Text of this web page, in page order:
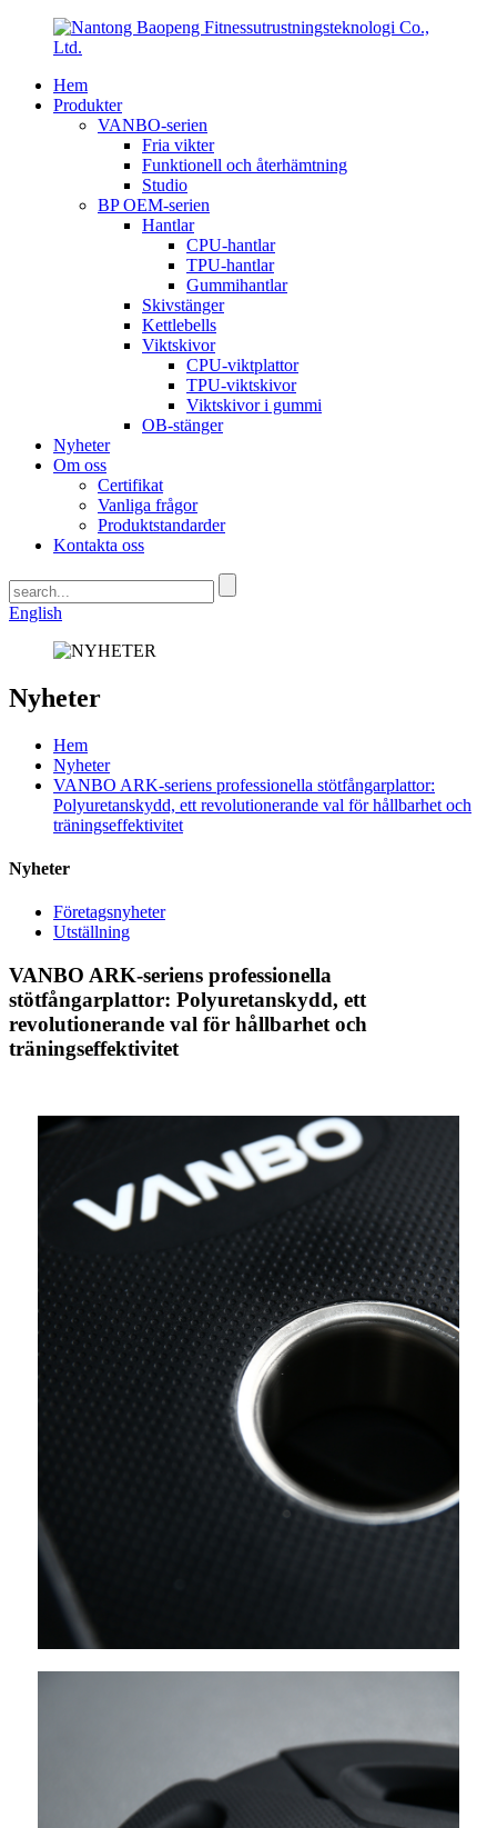
Hem
Produkter
VANBO-serien
Fria vikter
Funktionell och återhämtning
Studio
BP OEM-serien
Hantlar
CPU-hantlar
TPU-hantlar
Gummihantlar
Skivstänger
Kettlebells
Viktskivor
CPU-viktplattor
TPU-viktskivor
Viktskivor i gummi
OB-stänger
Nyheter
Om oss
Certifikat
Vanliga frågor
Produktstandarder
Kontakta oss
English
Nyheter
Hem
Nyheter
VANBO ARK-seriens professionella stötfångarplattor:
Polyuretanskydd, ett revolutionerande val för hållbarhet och
träningseffektivitet
Nyheter
Företagsnyheter
Utställning
VANBO ARK-seriens professionella
stötfångarplattor: Polyuretanskydd, ett
revolutionerande val för hållbarhet och
träningseffektivitet